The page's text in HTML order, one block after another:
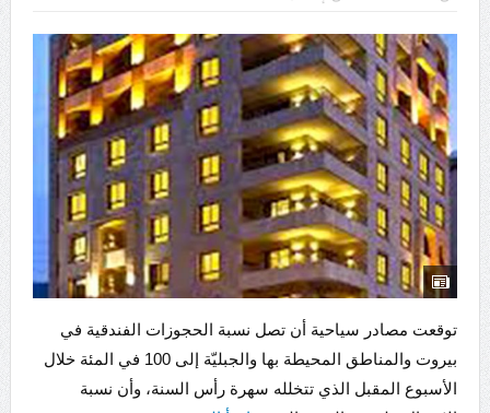
توقعت مصادر سياحية أن تصل نسبة الحجوزات الفندقية في
بيروت والمناطق المحيطة بها والجبليّة إلى 100 في المئة خلال
الأسبوع المقبل الذي تتخلله سهرة رأس السنة، وأن نسبة